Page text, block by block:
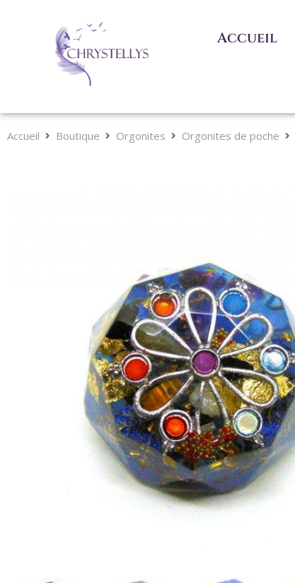
Accueil
Accueil Boutique Orgonites Orgonites de poche